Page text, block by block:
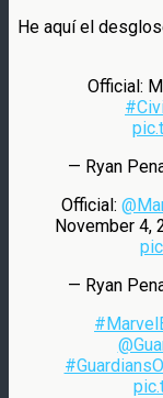
He aquí el
Official:
— Ryan
Official:
November 4,
— Ryan